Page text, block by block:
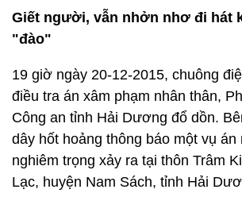
Giết người, vẫn nhởn nhơ đi hát
"đào"
19 giờ ngày 20-12-2015, chuông
điều tra án xâm phạm nhân thân,
Công an tỉnh Hải Dương đổ dồn.
dây hốt hoảng thông báo một vụ án
nghiêm trọng xảy ra tại thôn Trâm
Lạc, huyện Nam Sách, tỉnh Hải